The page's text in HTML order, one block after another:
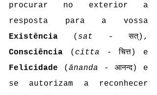
procurar no exterior a
Existência ( sat
Consciência ( citta
Felicidade ( ānanda - आनन्द) e
se autorizam a reconhecer